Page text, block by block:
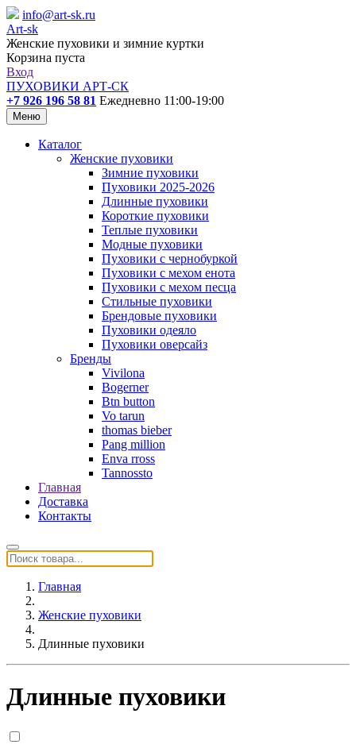
info@art-sk.ru
Art-sk
Женские пуховики и зимние куртки
Корзина пуста
Вход
ПУХОВИКИ АРТ-СК
+7 926 196 58 81 Ежедневно 11:00-19:00
Меню
Каталог
Женские пуховики
Зимние пуховики
Пуховики 2025-2026
Длинные пуховики
Короткие пуховики
Теплые пуховики
Модные пуховики
Пуховики с чернобуркой
Пуховики с мехом енота
Пуховики с мехом песца
Стильные пуховики
Брендовые пуховики
Пуховики одеяло
Пуховики оверсайз
Бренды
Vivilona
Bogerner
Btn button
Vo tarun
thomas bieber
Pang million
Enva rross
Tannossto
Главная
Доставка
Контакты
Главная
Женские пуховики
Длинные пуховики
Длинные пуховики